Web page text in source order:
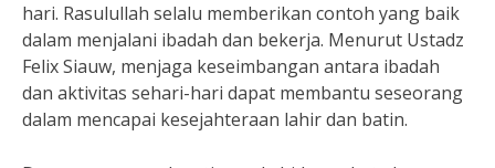
hari. Rasulullah selalu memberikan contoh yang baik
dalam menjalani ibadah dan bekerja. Menurut Ustadz
Felix Siauw, menjaga keseimbangan antara ibadah
dan aktivitas sehari-hari dapat membantu seseorang
dalam mencapai kesejahteraan lahir dan batin.